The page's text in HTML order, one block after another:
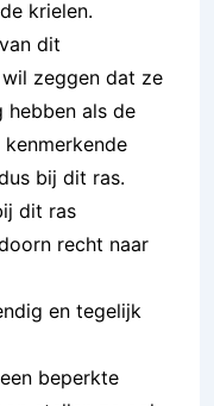
krielen.
dit
zeggen dat ze
hebben als de
bij dit ras.
dit ras
recht naar
en tegelijk
beperkte